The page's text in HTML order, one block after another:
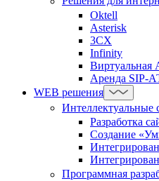
Oktell
Asterisk
3CX
Infinity
Виртуальная
Аренда SIP-
WEB решения
Интеллектуальные
Разработка
Создание
Программная